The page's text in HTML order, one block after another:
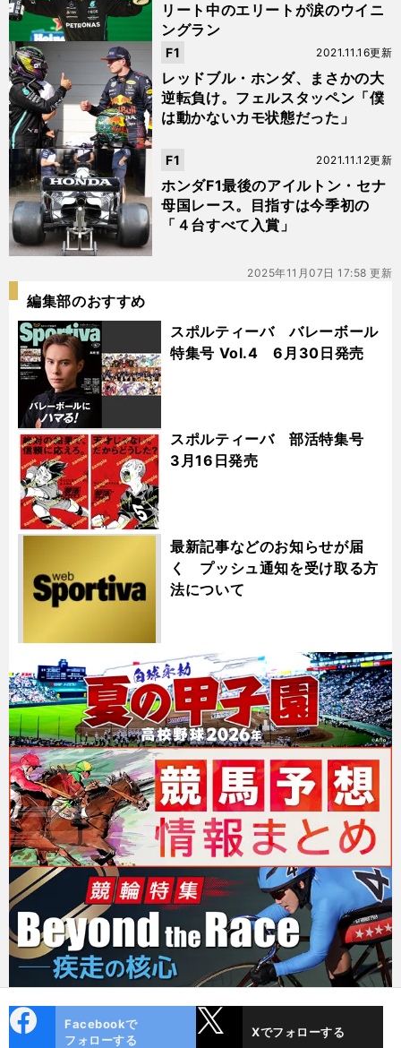
リート中のエリートが涙のウイニ
ングラン
レッドブル・ホンダ、まさかの大
逆転負け。フェルスタッペン「僕
は動かないカモ状態だった」
2021.11.16更新
F1
ホンダF1最後のアイルトン・セナ
母国レース。目指すは今季初の
「４台すべて入賞」
2021.11.12更新
F1
2025年11月07日 17:58 更新
編集部のおすすめ
スポルティーバ バレーボール
特集号 Vol.4 6月30日発売
スポルティーバ 部活特集号
3月16日発売
最新記事などのお知らせが届
く プッシュ通知を受け取る方
法について
ok
Facebookで
フォローする
Xでフォローする